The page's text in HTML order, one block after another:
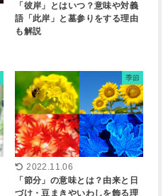
「彼岸」とはいつ？意味や対義
語「此岸」と墓参りをする理由
も解説
季節
2022.11.06
「節分」の意味とは？由来と日
づけ・豆まきやいわしを飾る理